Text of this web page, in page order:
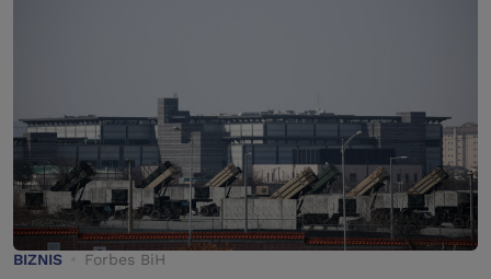
BIZNIS Forbes BiH